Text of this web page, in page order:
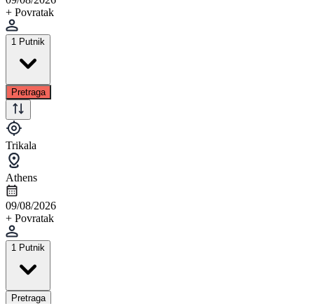
+ Povratak
1 Putnik
Pretraga
Trikala
Athens
09/08/2026
+ Povratak
1 Putnik
Pretraga